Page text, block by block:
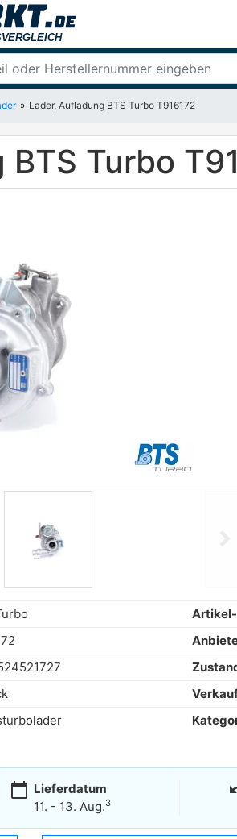
Lader, Aufladung BTS Turbo T916172
Turbo
calendar_today Lieferdatum
11. - 13. Aug.3